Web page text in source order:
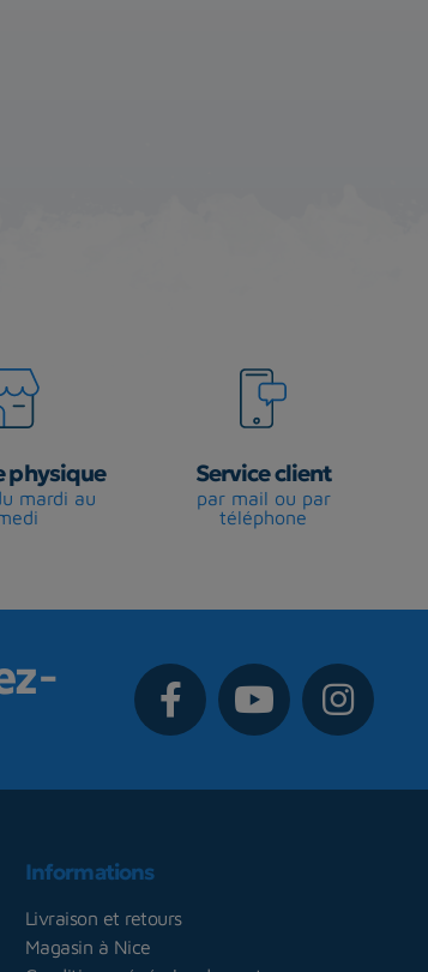
physique
mardi au
Service client
par mail ou par
téléphone
Informations
Livraison et retours
Magasin à Nice